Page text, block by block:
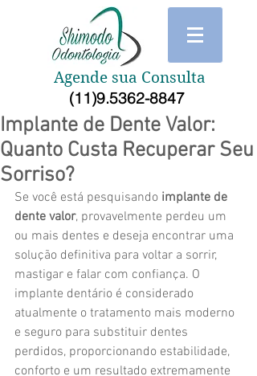
Agende sua Consulta
(11)9.5362-8847
Implante de Dente Valor:
Quanto Custa Recuperar Seu
Sorriso?
Se você está pesquisando implante de
dente valor, provavelmente perdeu um
ou mais dentes e deseja encontrar uma
solução definitiva para voltar a sorrir,
mastigar e falar com confiança. O
implante dentário é considerado
atualmente o tratamento mais moderno
e seguro para substituir dentes
perdidos, proporcionando estabilidade,
conforto e um resultado extremamente